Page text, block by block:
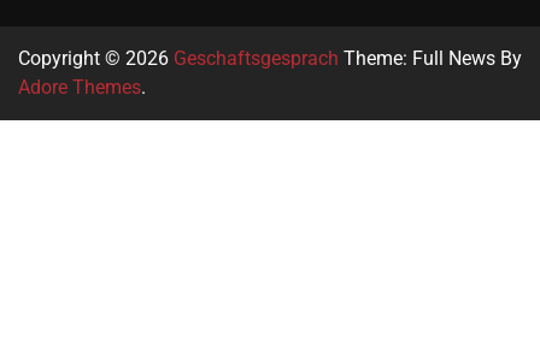
Copyright © 2026 Geschaftsgesprach Theme: Full News By
Adore Themes.